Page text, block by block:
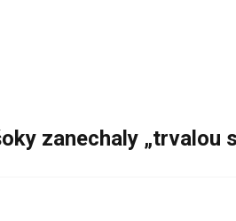
zanechaly „trvalou